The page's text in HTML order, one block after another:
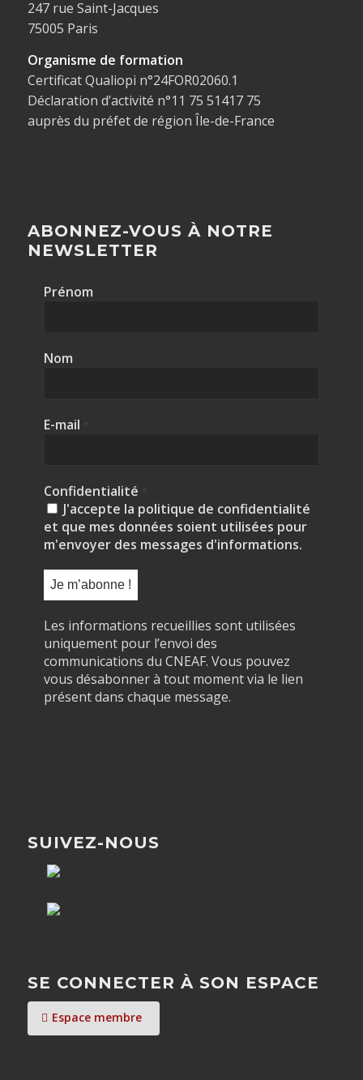
247 rue Saint-Jacques
75005 Paris
Organisme de formation
Certificat Qualiopi n°24FOR02060.1
Déclaration d’activité n°11 75 51417 75
auprès du préfet de région Île-de-France
ABONNEZ-VOUS À NOTRE
NEWSLETTER
Prénom
Nom
E-mail
Confidentialité
J'accepte la politique de confidentialité
et que mes données soient utilisées pour
m'envoyer des messages d'informations.
Les informations recueillies sont utilisées
uniquement pour l’envoi des
communications du CNEAF. Vous pouvez
vous désabonner à tout moment via le lien
présent dans chaque message.
SUIVEZ-NOUS
SE CONNECTER À SON ESPACE
Espace membre